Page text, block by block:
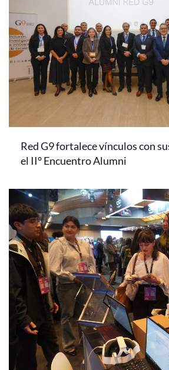
Red G9 fortalece vínculos con
el II° Encuentro Alumni